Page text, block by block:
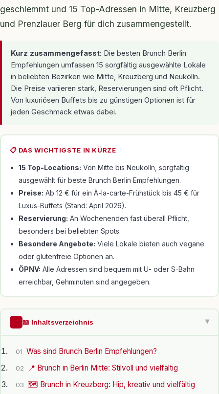
geschlemmt und 15 Top-Adressen in Mitte, Kreuzberg
und Prenzlauer Berg für dich zusammengestellt.
Kurz zusammengefasst: Die besten Brunch Berlin
Empfehlungen umfassen 15 sorgfältig ausgewählte Lokale
in beliebten Bezirken wie Mitte, Kreuzberg und Neukölln.
Die Preise variieren stark, Reservierungen sind oft Pflicht.
Von luxuriösen Buffets bis zu günstigen Optionen ist für
jeden Geschmack etwas dabei.
📋 DAS WICHTIGSTE IN KÜRZE
15 Top-Locations: Von Mitte bis Neukölln, sorgfältig
ausgewählt für beste Brunch Berlin Empfehlungen.
Preise: Ab 12 € für ein À-la-carte-Frühstück bis 45 € für
Luxus-Buffets (Stand: April 2026).
Reservierung: An Wochenenden fast überall Pflicht,
besonders bei beliebten Spots.
Besondere Angebote: Viele Lokale bieten auch vegane
oder glutenfreie Optionen an.
ÖPNV: Alle Adressen sind bequem mit U- oder S-Bahn
erreichbar, Gehminuten sind angegeben.
📖 Inhaltsverzeichnis ▶
01 Was sind Brunch Berlin Empfehlungen?
02 📍 Brunch in Berlin Mitte: Stilvoll und vielfältig
03 🗺️ Brunch in Kreuzberg: Hip, kreativ und vielfältig